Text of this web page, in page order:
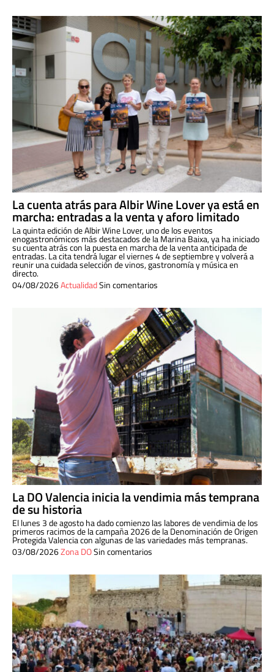
La cuenta atrás para Albir Wine Lover ya está en
marcha: entradas a la venta y aforo limitado
La quinta edición de Albir Wine Lover, uno de los eventos
enogastronómicos más destacados de la Marina Baixa, ya ha iniciado
su cuenta atrás con la puesta en marcha de la venta anticipada de
entradas. La cita tendrá lugar el viernes 4 de septiembre y volverá a
reunir una cuidada selección de vinos, gastronomía y música en
directo.
04/08/2026ActualidadSin comentarios
La DO Valencia inicia la vendimia más temprana
de su historia
El lunes 3 de agosto ha dado comienzo las labores de vendimia de los
primeros racimos de la campaña 2026 de la Denominación de Origen
Protegida Valencia con algunas de las variedades más tempranas.
03/08/2026Zona DOSin comentarios